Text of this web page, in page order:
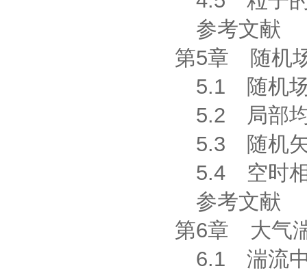
参考文献
第5章 随机
5.1 随机场
5.2 局部均
5.3 随机
5.4 空时相
参考文献
第6章 大气
6.1 湍流中